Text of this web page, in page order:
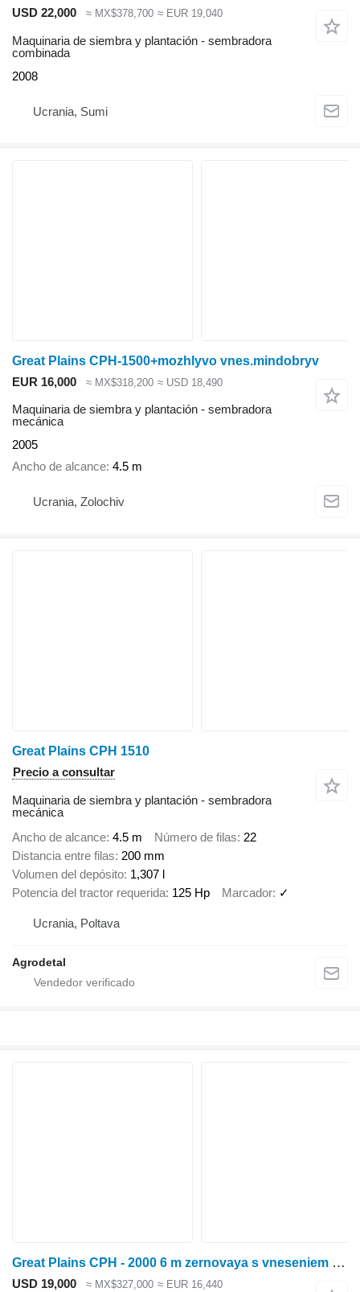
USD 22,000
≈ MX$378,700 ≈ EUR 19,040
Maquinaria de siembra y plantación - sembradora
combinada
2008
Ucrania, Sumi
Great Plains CPH-1500+mozhlyvo vnes.mindobryv
EUR 16,000
≈ MX$318,200 ≈ USD 18,490
Maquinaria de siembra y plantación - sembradora
mecánica
2005
Ancho de alcance 4.5 m
Ucrania, Zolochiv
Great Plains CPH 1510
Precio a consultar
Maquinaria de siembra y plantación - sembradora
mecánica
Ancho de alcance 4.5 m Número de filas 22
Distancia entre filas 200 mm
Volumen del depósito 1,307 l
Potencia del tractor requerida 125 Hp Marcador ✓
Ucrania, Poltava
Agrodetal
Great Plains CPH - 2000 6 m zernovaya s vneseniem suhih mineralnyh udobreniy
USD 19,000 ≈ MX$327,000 ≈ EUR 16,440